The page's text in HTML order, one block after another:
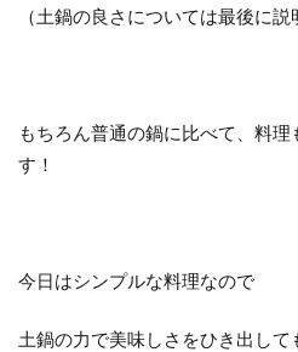
（土鍋の良さについては最後に説
もちろん普通の鍋に比べて、料理
す！
今日はシンプルな料理なので
土鍋の力で美味しさをひき出して